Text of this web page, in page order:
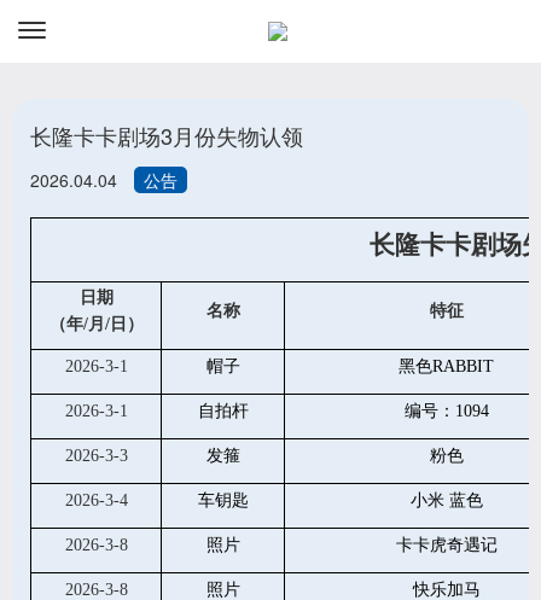
订
长隆卡卡剧场3月份失物认领
2026.04.04 公告
长隆卡卡剧场
日期
（年/月/日）
名称 特征
2026-3-1 帽子 黑色RABBIT
2026-3-1 自拍杆 编号：1094
2026-3-3 发箍 粉色
2026-3-4 车钥匙 小米 蓝色
2026-3-8 照片 卡卡虎奇遇记
2026-3-8 照片 快乐加马